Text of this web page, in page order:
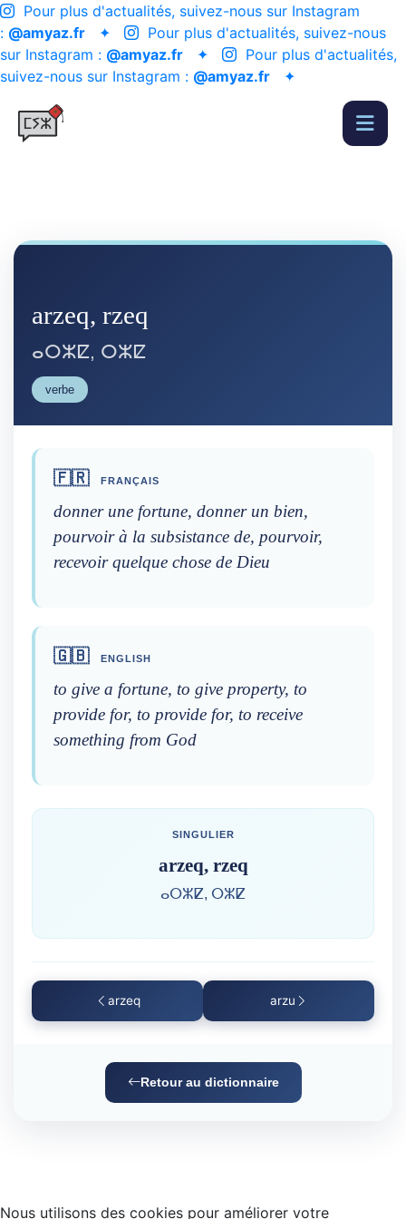
Pour plus d'actualités, suivez-nous sur Instagram
: @amyaz.fr ✦
Pour plus d'actualités, suivez-nous
sur Instagram : @amyaz.fr ✦
Pour plus d'actualités,
suivez-nous sur Instagram : @amyaz.fr ✦
arzeq, rzeq
ⴰⵔⵣⵇ, ⵔⵣⵇ
verbe
🇫🇷 FRANÇAIS
donner une fortune, donner un bien,
pourvoir à la subsistance de, pourvoir,
recevoir quelque chose de Dieu
🇬🇧 ENGLISH
to give a fortune, to give property, to
provide for, to provide for, to receive
something from God
SINGULIER
arzeq, rzeq
ⴰⵔⵣⵇ, ⵔⵣⵇ
arzeq arzu
Retour au dictionnaire
Nous utilisons des cookies pour améliorer votre